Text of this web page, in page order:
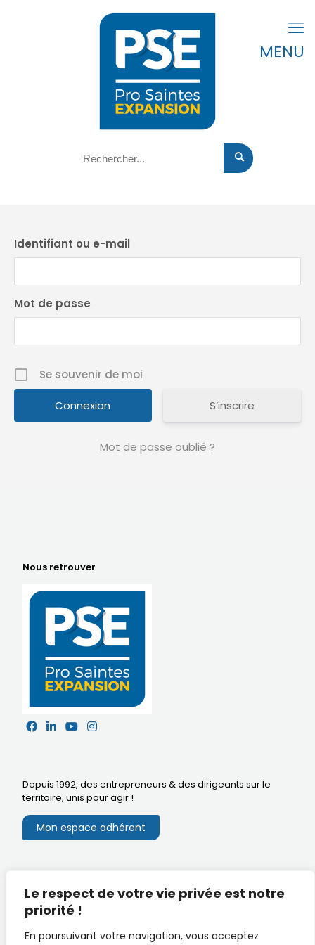
Le respect de votre vie privée est notre
priorité !
En poursuivant votre navigation, vous acceptez
MENU
Identifiant ou e-mail
Mot de passe
Se souvenir de moi
S’inscrire
Mot de passe oublié ?
Nous retrouver
Depuis 1992, des entrepreneurs & des dirigeants sur le
territoire, unis pour agir !
Mon espace adhérent
Extranet du CA
Réalisation
Documents utiles